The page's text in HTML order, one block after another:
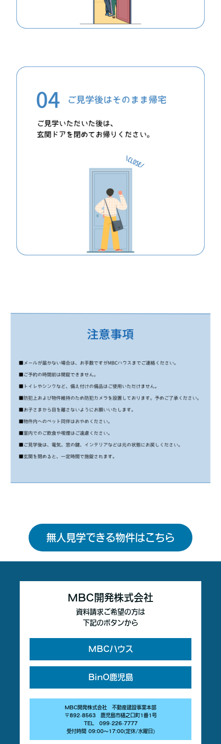
無人見学できる物件はこちら
MBC開発株式会社
資料請求ご希望の方は
下記のボタンから
MBCハウス
BinO鹿児島
MBC開発株式会社 不動産建設事業本部
〒892-8563 鹿児島市樋之口町1番1号
TEL 099-226-7777
受付時間 09:00〜17:00(定休/水曜日)